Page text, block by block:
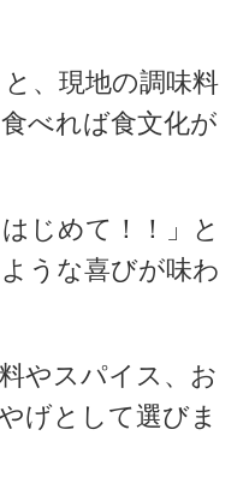
、現地の調味料
べれば食文化が
じめて！！」と
うな喜びが味わ
やスパイス、お
げとして選びま